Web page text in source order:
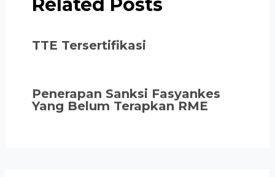
TTE Tersertifikasi
Penerapan Sanksi Fasyankes
Yang Belum Terapkan RME